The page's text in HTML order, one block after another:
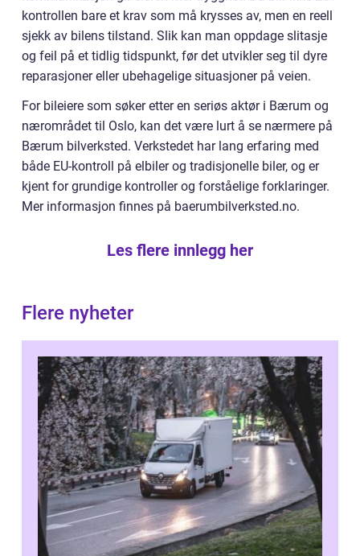
kontrollen bare et krav som må krysses av, men en reell
sjekk av bilens tilstand. Slik kan man oppdage slitasje
og feil på et tidlig tidspunkt, før det utvikler seg til dyre
reparasjoner eller ubehagelige situasjoner på veien.
For bileiere som søker etter en seriøs aktør i Bærum og
nærområdet til Oslo, kan det være lurt å se nærmere på
Bærum bilverksted. Verkstedet har lang erfaring med
både EU-kontroll på elbiler og tradisjonelle biler, og er
kjent for grundige kontroller og forståelige forklaringer.
Mer informasjon finnes på baerumbilverksted.no.
Les flere innlegg her
Flere nyheter